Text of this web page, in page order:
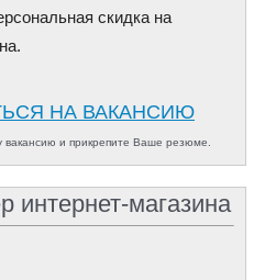
скидка на
НА ВАКАНСИЮ
вакансию и прикрепите Ваше резюме.
интернет-магазина